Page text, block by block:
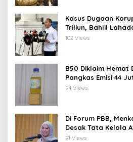
Kasus Dugaan
Triliun, Bahlil
Data
102 Views
B50 Diklaim Hemat
Pangkas Emisi 44
94 Views
Di Forum PBB,
Desak Tata Kelola
Perlindungan Anak
91 Views